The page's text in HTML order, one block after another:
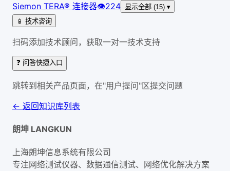
Siemon TERA® 连接器👁224 显示全部 (15) ▾
📱 技术咨询
扫码添加技术顾问，获取一对一技术支持
❓ 问答快捷入口
跳转到相关产品页面，在"用户提问"区提交问题
← 返回知识库列表
朗坤 LANGKUN
上海朗坤信息系统有限公司
专注网络测试仪器、数据通信测试、网络优化解决方案